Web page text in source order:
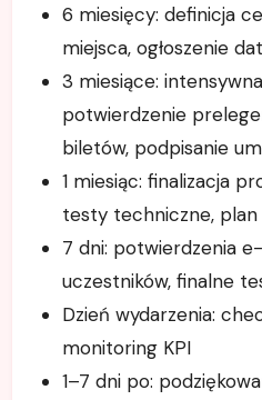
6 miesięcy: definicja
miejsca, ogłoszenie
3 miesiące:
potwierdzenie
biletów, podpisanie
1 miesiąc: finalizacja
testy techniczne,
7 dni: potwierdzenia
uczestników, finalne
Dzień wydarzenia:
monitoring KPI
1–7 dni po: